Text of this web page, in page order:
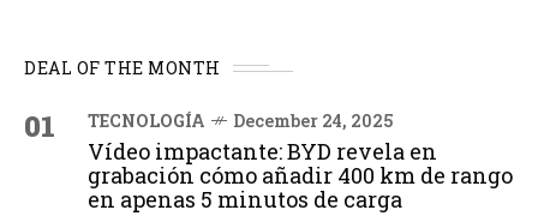
DEAL OF THE MONTH
01 TECNOLOGÍA December 24, 2025
Vídeo impactante: BYD revela en
grabación cómo añadir 400 km de rango
en apenas 5 minutos de carga